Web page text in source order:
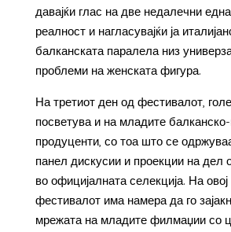
давајќи глас на две недалечни
реалност и нагласувајќи ја
балканската паралела низ
проблеми на женската фигура.
На третиот ден од фестивалот,
посветува и на младите балканско-
продуценти, со тоа што се
панел дискусии и проекции на дел
во официјалната селекција. На овој
фестивалот има намера да го
мрежата на младите филмаџии со